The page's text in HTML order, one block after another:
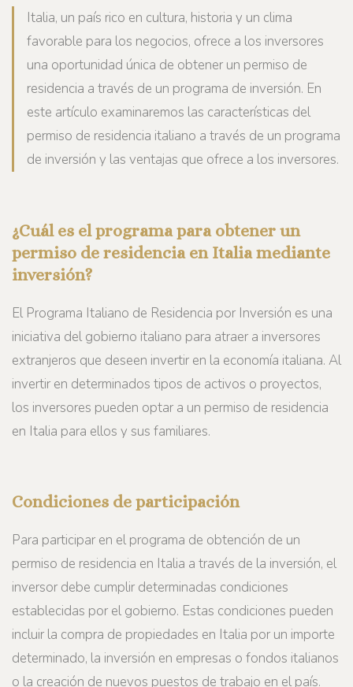
Italia, un país rico en cultura, historia y un clima
favorable para los negocios, ofrece a los inversores
una oportunidad única de obtener un permiso de
residencia a través de un programa de inversión. En
este artículo examinaremos las características del
permiso de residencia italiano a través de un programa
de inversión y las ventajas que ofrece a los inversores.
¿Cuál es el programa para obtener un
permiso de residencia en Italia mediante
inversión?
El Programa Italiano de Residencia por Inversión es una
iniciativa del gobierno italiano para atraer a inversores
extranjeros que deseen invertir en la economía italiana. Al
invertir en determinados tipos de activos o proyectos,
los inversores pueden optar a un permiso de residencia
en Italia para ellos y sus familiares.
Condiciones de participación
Para participar en el programa de obtención de un
permiso de residencia en Italia a través de la inversión, el
inversor debe cumplir determinadas condiciones
establecidas por el gobierno. Estas condiciones pueden
incluir la compra de propiedades en Italia por un importe
determinado, la inversión en empresas o fondos italianos
o la creación de nuevos puestos de trabajo en el país.